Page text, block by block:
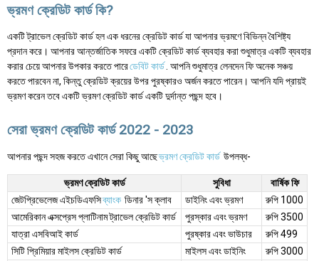
ভ্রমণ ক্রেডিট কার্ড কি?
একটি ট্রাভেল ক্রেডিট কার্ড হল এক ধরনের ক্রেডিট কার্ড যা আপনার ভ্রমণে বিভিন্ন বৈশিষ্ট্য
প্রদান করে। আপনার আন্তর্জাতিক সফরে একটি ক্রেডিট কার্ড ব্যবহার করা শুধুমাত্র একটি ব্যবহার
করার চেয়ে আপনার উপকার করতে পারেডেবিট কার্ড. আপনি শুধুমাত্র লেনদেন ফি অনেক সঞ্চয়
করতে পারবেন না, কিন্তু ক্রেডিট ক্রয়ের উপর পুরষ্কারও অর্জন করতে পারেন। আপনি যদি প্রায়ই
ভ্রমণ করেন তবে একটি ভ্রমণ ক্রেডিট কার্ড একটি দুর্দান্ত পছন্দ হবে।
সেরা ভ্রমণ ক্রেডিট কার্ড 2022 - 2023
আপনার পছন্দ সহজ করতে এখানে সেরা কিছু আছেভ্রমণ ক্রেডিট কার্ড উপলব্ধ-
ভ্রমণ ক্রেডিট কার্ড সুবিধা
বার্ষিক ফি
জেটপ্রিভেলেজ এইচডিএফসিব্যাংক ডিনার 'স ক্লাব ডাইনিং এবং ভ্রমণ
রুপি 1000
আমেরিকান এক্সপ্রেস প্লাটিনাম ট্রাভেল ক্রেডিট কার্ড
পুরস্কার এবং ভ্রমণ
রুপি 3500
যাত্রা এসবিআই কার্ড
পুরষ্কার এবং ভাউচার
রুপি 499
সিটি প্রিমিয়ার মাইলস ক্রেডিট কার্ড
মাইলস এবং ডাইনিং
রুপি 3000